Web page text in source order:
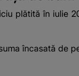
plătită în iulie
încasată de